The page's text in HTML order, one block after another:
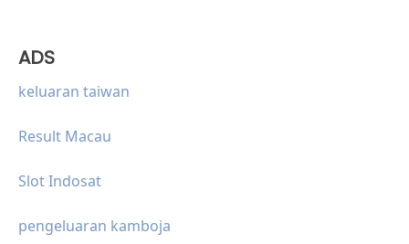
ADS
keluaran taiwan
Result Macau
Slot Indosat
pengeluaran kamboja